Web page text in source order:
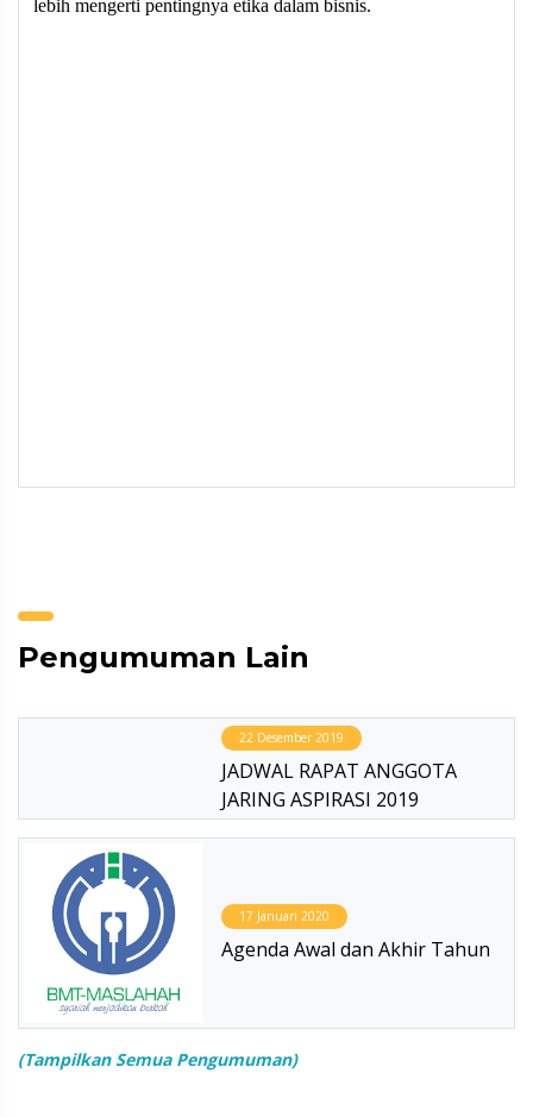
Pengumuman Lain
22 Desember 2019
JADWAL RAPAT ANGGOTA
JARING ASPIRASI 2019
17 Januari 2020
Agenda Awal dan Akhir Tahun
(Tampilkan Semua Pengumuman)